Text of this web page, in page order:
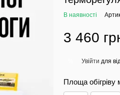
В наявності
3 460
Увійти для
Площа обігpіву